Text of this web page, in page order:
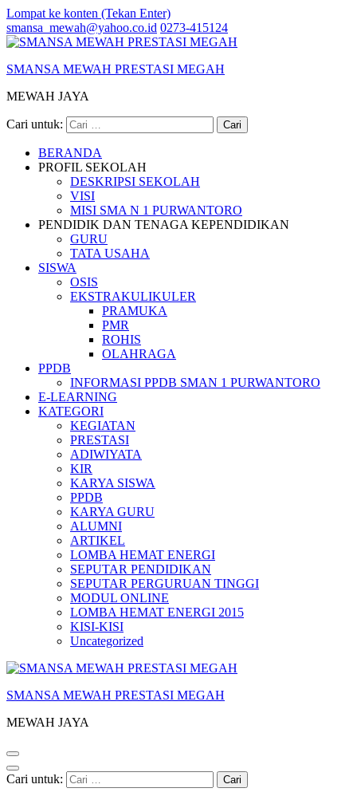
Lompat ke konten (Tekan Enter)
smansa_mewah@yahoo.co.id 0273-415124
SMANSA MEWAH PRESTASI MEGAH
MEWAH JAYA
Cari untuk:
BERANDA
PROFIL SEKOLAH
DESKRIPSI SEKOLAH
VISI
MISI SMA N 1 PURWANTORO
PENDIDIK DAN TENAGA KEPENDIDIKAN
GURU
TATA USAHA
SISWA
OSIS
EKSTRAKULIKULER
PRAMUKA
PMR
ROHIS
OLAHRAGA
PPDB
INFORMASI PPDB SMAN 1 PURWANTORO
E-LEARNING
KATEGORI
KEGIATAN
PRESTASI
ADIWIYATA
KIR
KARYA SISWA
PPDB
KARYA GURU
ALUMNI
ARTIKEL
LOMBA HEMAT ENERGI
SEPUTAR PENDIDIKAN
SEPUTAR PERGURUAN TINGGI
MODUL ONLINE
LOMBA HEMAT ENERGI 2015
KISI-KISI
Uncategorized
SMANSA MEWAH PRESTASI MEGAH
MEWAH JAYA
Cari untuk: